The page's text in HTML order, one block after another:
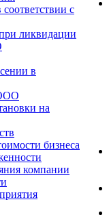
соответствии с
ликвидации
в
на
бизнеса
компании